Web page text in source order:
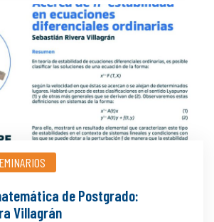
de Postgrado:
Villagrán